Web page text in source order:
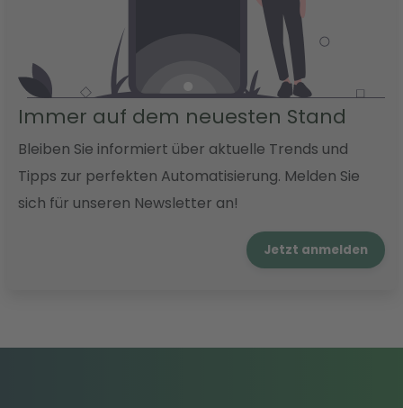
Immer auf dem neuesten Stand
Bleiben Sie informiert über aktuelle Trends und
Tipps zur perfekten Automatisierung. Melden Sie
sich für unseren Newsletter an!
Jetzt anmelden